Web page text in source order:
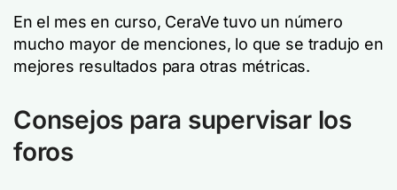
En el mes en curso, CeraVe tuvo un número
mucho mayor de menciones, lo que se tradujo en
mejores resultados para otras métricas.
Consejos para supervisar los
foros